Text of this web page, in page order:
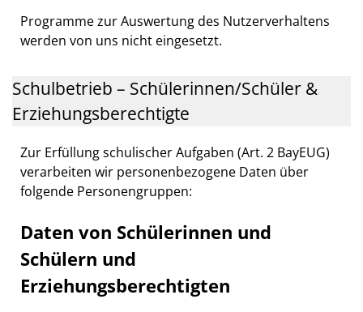
Programme zur Auswertung des Nutzerverhaltens
werden von uns nicht eingesetzt.
Schulbetrieb – Schülerinnen/Schüler &
Erziehungsberechtigte
Zur Erfüllung schulischer Aufgaben (Art. 2 BayEUG)
verarbeiten wir personenbezogene Daten über
folgende Personengruppen:
Daten von Schülerinnen und
Schülern und
Erziehungsberechtigten